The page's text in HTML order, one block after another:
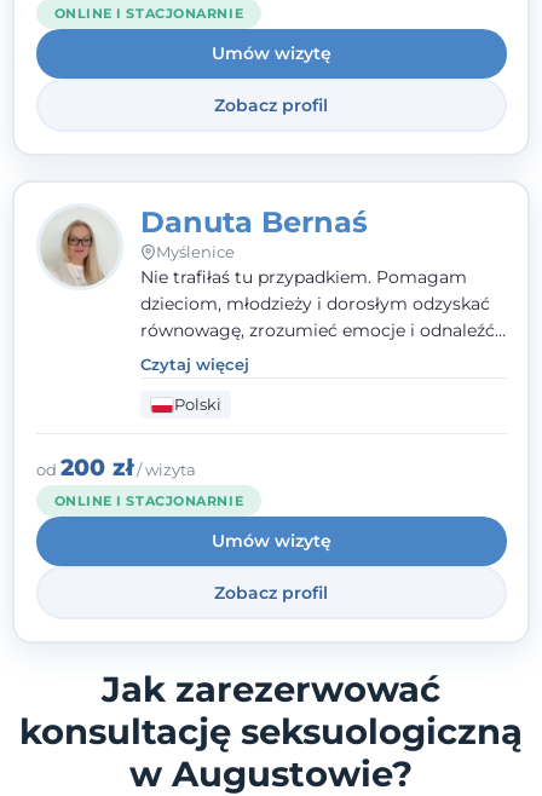
ONLINE I STACJONARNIE
Umów wizytę
Zobacz profil
Danuta Bernaś
Myślenice
Nie trafiłaś tu przypadkiem. Pomagam
dzieciom, młodzieży i dorosłym odzyskać
równowagę, zrozumieć emocje i odnaleźć
wewnętrzną siłę. Moja droga do
psychologii zaczęła się od życia - pełnego
wyzwań, które nauczyły mnie uważności,
empatii i pokory. Dziś łączę doświadczenie
nauczycielki, psychologa, psychoterapeuty
i seksuologa tworząc bezpieczną
przestrzeń, w której można poczuć spokój i
wsparcie. Nie obiecuję łatwych rozwiązań -
ale mogę obiecać, że będę po Twojej
Czytaj więcej
Polski
od 200 zł/ wizyta
ONLINE I STACJONARNIE
Umów wizytę
Zobacz profil
Jak zarezerwować
konsultację seksuologiczną
w Augustowie?